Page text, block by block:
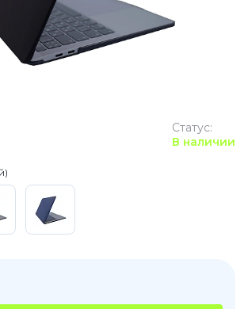
Статус:
В наличии